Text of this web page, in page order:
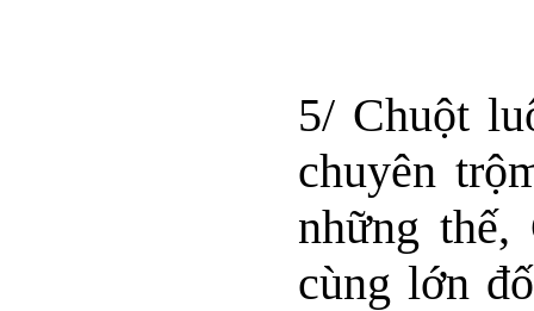
5/ Chuột
chuyên
những
cùng lớn